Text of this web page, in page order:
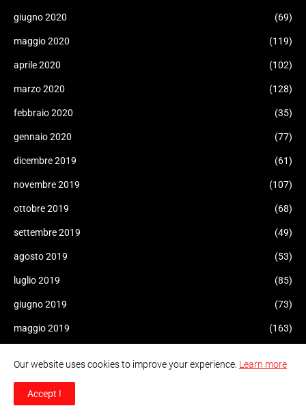
giugno 2020 (69)
maggio 2020 (119)
aprile 2020 (102)
marzo 2020 (128)
febbraio 2020 (35)
gennaio 2020 (77)
dicembre 2019 (61)
novembre 2019 (107)
ottobre 2019 (68)
settembre 2019 (49)
agosto 2019 (53)
luglio 2019 (85)
giugno 2019 (73)
maggio 2019 (163)
febbraio 2019
Our website uses cookies to improve your experience. Learn more
Accept !